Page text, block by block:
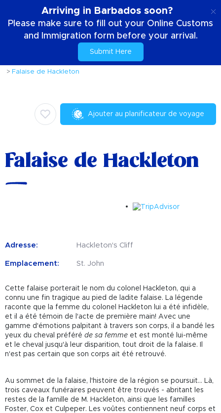
Arriving in Barbados soon?
Please make sure to fill out your Online Customs
and Immigration form before your arrival.
Submit Here
Choses à faire
Activités et attractions
Falaise de Hackleton
Ajouter au planificateur de voyage
Falaise de Hackleton
Adresse: Hackleton's Cliff
Emplacement: St. John
Cette falaise porterait le nom du colonel Hackleton, qui a
connu une fin tragique au pied de ladite falaise. La légende
raconte que la femme du colonel Hackleton lui a été infidèle,
et il a été témoin de l'acte de première main! Avec une
gamme d'émotions palpitant à travers son corps, il a bandé les
yeux du cheval préféré de sa femme et est monté lui-même
et le cheval jusqu'à leur disparition, tout droit de la falaise. Il
n'est pas certain que son corps ait été retrouvé.
Au sommet de la falaise, l'histoire de la région se poursuit… Là,
trois caveaux funéraires peuvent être trouvés - abritant les
restes de la famille de M. Hackleton, ainsi que les familles
Foster, Cox et Culpeper. Les voûtes contiennent neuf corps et